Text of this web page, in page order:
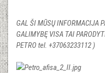
GAL ŠI MŪSŲ INFORMACIJA
GALIMYBĘ VISA TAI
PETRO tel. +37063233112 )